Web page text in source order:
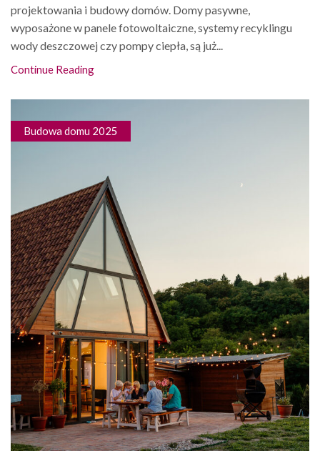
projektowania i budowy domów. Domy pasywne,
wyposażone w panele fotowoltaiczne, systemy recyklingu
wody deszczowej czy pompy ciepła, są już...
Continue Reading
Budowa domu 2025